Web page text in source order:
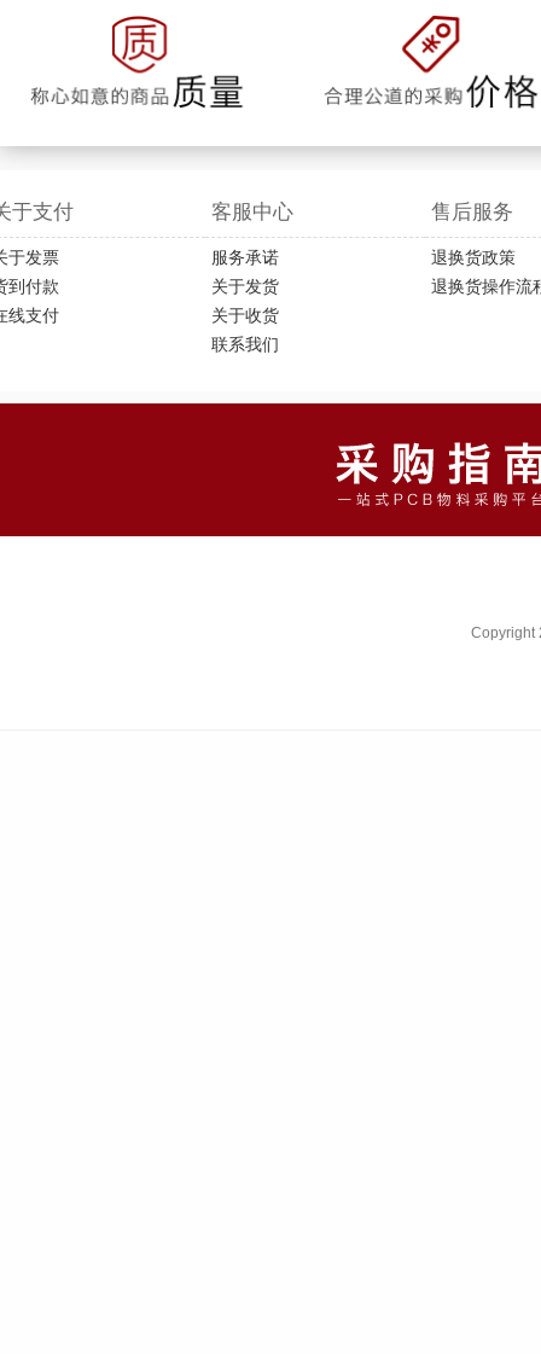
于支付
于发票
到付款
线支付
客服中心
服务承诺
关于发货
关于收货
联系我们
售后服务
退换货政策
退换货操作流
Copyright